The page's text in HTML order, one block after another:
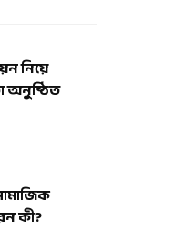
নিয়ে
অনুষ্ঠিত
কী?